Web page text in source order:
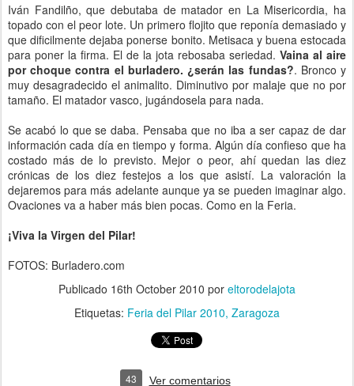
Iván Fandilño, que debutaba de matador en La Misericordia, ha
topado con el peor lote. Un primero flojito que reponía demasiado y
que dificilmente dejaba ponerse bonito. Metisaca y buena estocada
para poner la firma. El de la jota rebosaba seriedad. Vaina al aire
por choque contra el burladero. ¿serán las fundas?. Bronco y
muy desagradecido el animalito. Diminutivo por malaje que no por
tamaño. El matador vasco, jugándosela para nada.
Se acabó lo que se daba. Pensaba que no iba a ser capaz de dar
información cada día en tiempo y forma. Algún día confieso que ha
costado más de lo previsto. Mejor o peor, ahí quedan las diez
crónicas de los diez festejos a los que asistí. La valoración la
dejaremos para más adelante aunque ya se pueden imaginar algo.
Ovaciones va a haber más bien pocas. Como en la Feria.
¡Viva la Virgen del Pilar!
FOTOS: Burladero.com
Publicado 16th October 2010 por eltorodelajota
Etiquetas: Feria del Pilar 2010 Zaragoza
43 Ver comentarios